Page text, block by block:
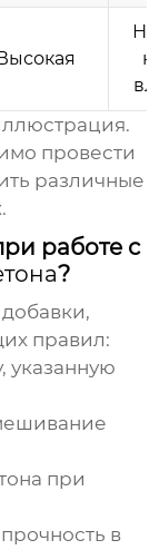
провести
различные
работе с
?
правил:
указанную
при
в